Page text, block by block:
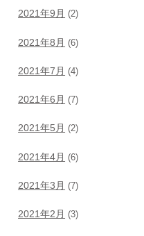
2021年9月 (2)
2021年8月 (6)
2021年7月 (4)
2021年6月 (7)
2021年5月 (2)
2021年4月 (6)
2021年3月 (7)
2021年2月 (3)